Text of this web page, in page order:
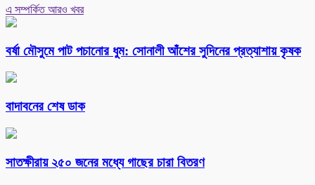
এ সম্পর্কিত আরও খবর
বর্ষা মৌসুমে পাট পচানোর ধুম: সোনালী আঁশের সুদিনের প্রত্যাশায় কৃষক
বাদাবনের শেষ ডাক
সাতক্ষীরায় ২৫০ জনের মধ্যে গাছের চারা বিতরণ